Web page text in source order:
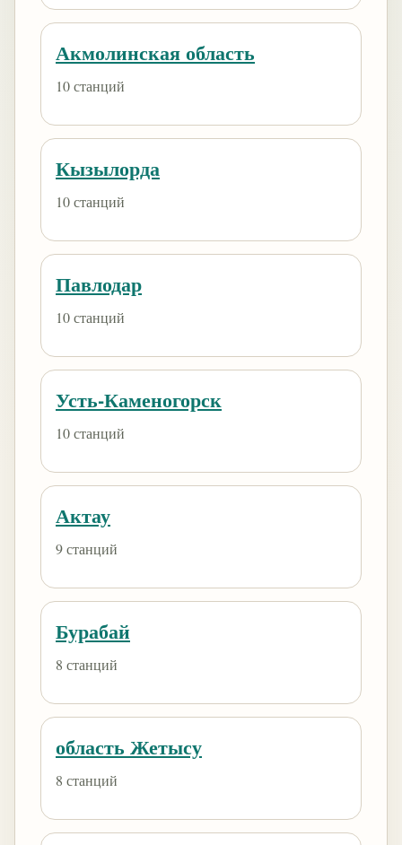
Акмолинская область
10 станций
Кызылорда
10 станций
Павлодар
10 станций
Усть-Каменогорск
10 станций
Актау
9 станций
Бурабай
8 станций
область Жетысу
8 станций